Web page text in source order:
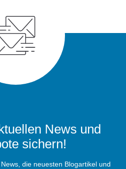
News und
sichern!
die neuesten Blogartikel und